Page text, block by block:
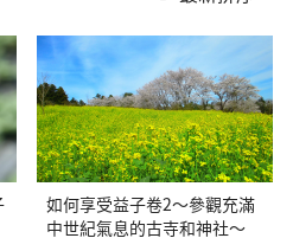
如何享受益子卷2～參觀充滿
中世紀氣息的古寺和神社～